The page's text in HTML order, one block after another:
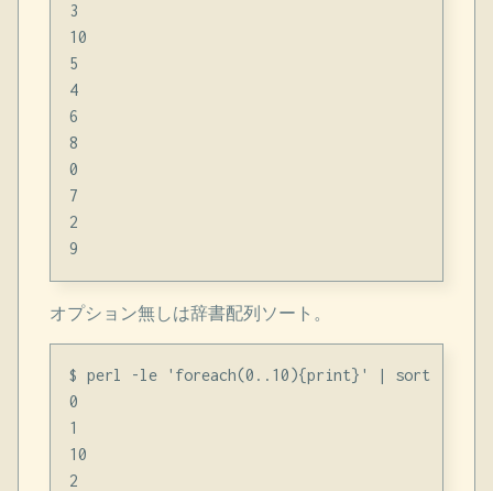
3
10
5
4
6
8
0
7
2
オプション無しは辞書配列ソート。
$ perl -le 'foreach(0..10){print}' | sort
0
1
10
2